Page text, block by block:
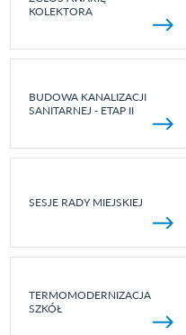
KOLEKTORA
BUDOWA KANALIZACJI
SANITARNEJ - ETAP II
SESJE RADY MIEJSKIEJ
TERMOMODERNIZACJA
SZKÓŁ